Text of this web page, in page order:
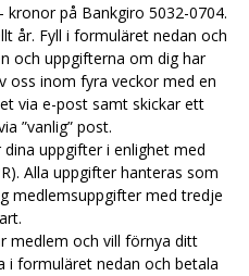
kronor på Bankgiro 5032-0704.
år. Fyll i formuläret nedan och
och uppgifterna om dig har
oss inom fyra veckor med en
via e-post samt skickar ett
”vanlig” post.
uppgifter i enlighet med
Alla uppgifter hanteras som
medlemsuppgifter med tredje
medlem och vill förnya ditt
i formuläret nedan och betala